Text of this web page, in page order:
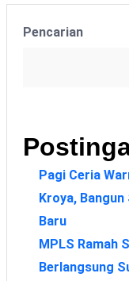
Pencarian
Pagi Ceria
Kroya,
Baru
MPLS Ramah
Berlangsung